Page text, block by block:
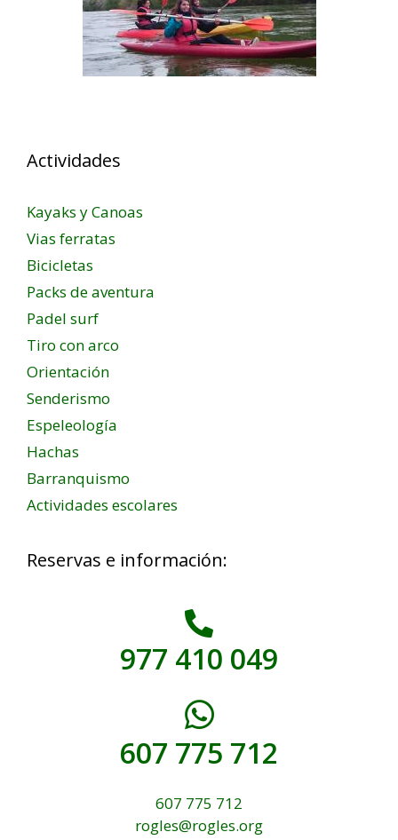
Actividades
Kayaks y Canoas
Vias ferratas
Bicicletas
Packs de aventura
Padel surf
Tiro con arco
Orientación
Senderismo
Espeleología
Hachas
Barranquismo
Actividades escolares
Reservas e información:
977 410 049
607 775 712
607 775 712
rogles@rogles.org